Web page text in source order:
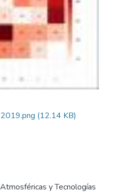
(12.14 KB)
y Tecnologías